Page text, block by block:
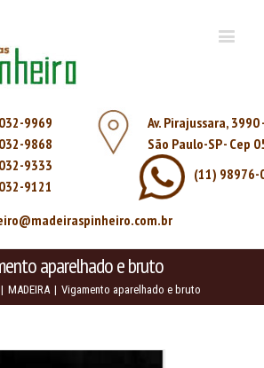
9969
9868
9333
9121
Av. Pirajussara,
São Paulo-SP - Cep
(11) 98976-
aparelhado e bruto
| MADEIRA | Vigamento aparelhado e bruto